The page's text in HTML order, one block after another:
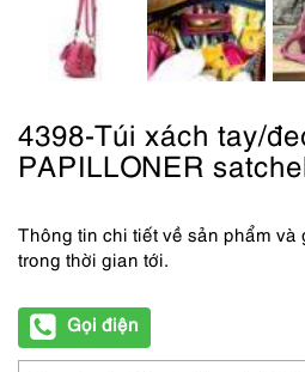
4398-Túi xách tay/
PAPILLONER
Thông tin chi tiết về sản phẩm
trong thời gian tới.
Gọi điện